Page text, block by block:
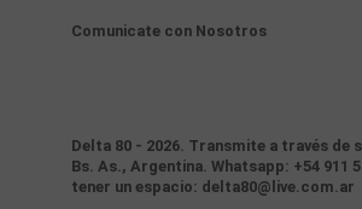
Comunicate con Nosotros
Delta 80 - 2026. Transmite a través de
Bs. As., Argentina. Whatsapp: +54 911
tener un espacio: delta80@live.com.ar